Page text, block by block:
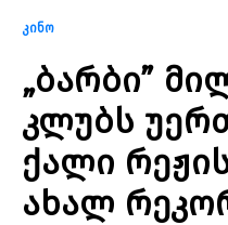
კინო
„ბარბი”
კლუბს
ქალი
ახალ